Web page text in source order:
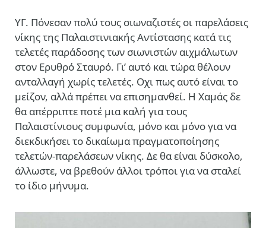
ΥΓ. Πόνεσαν πολύ τους σιωναζιστές οι παρελάσεις
νίκης της Παλαιστινιακής Αντίστασης κατά τις
τελετές παράδοσης των σιωνιστών αιχμάλωτων
στον Ερυθρό Σταυρό. Γι’ αυτό και τώρα θέλουν
ανταλλαγή χωρίς τελετές. Οχι πως αυτό είναι το
μείζον, αλλά πρέπει να επισημανθεί. Η Χαμάς δε
θα απέρριπτε ποτέ μια καλή για τους
Παλαιστίνιους συμφωνία, μόνο και μόνο για να
διεκδικήσει το δικαίωμα πραγματοποίησης
τελετών-παρελάσεων νίκης. Δε θα είναι δύσκολο,
άλλωστε, να βρεθούν άλλοι τρόποι για να σταλεί
το ίδιο μήνυμα.